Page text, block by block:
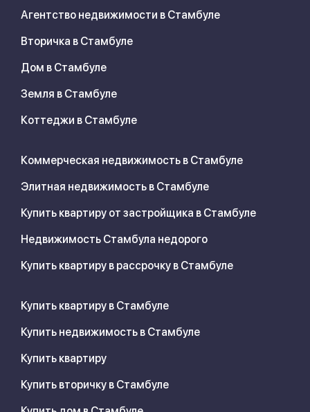
Агентство недвижимости в Стамбуле
Вторичка в Стамбуле
Дом в Стамбуле
Земля в Стамбуле
Коттеджи в Стамбуле
Коммерческая недвижимость в Стамбуле
Элитная недвижимость в Стамбуле
Купить квартиру от застройщика в Стамбуле
Недвижимость Стамбула недорого
Купить квартиру в рассрочку в Стамбуле
Купить квартиру в Стамбуле
Купить недвижимость в Стамбуле
Купить квартиру
Купить вторичку в Стамбуле